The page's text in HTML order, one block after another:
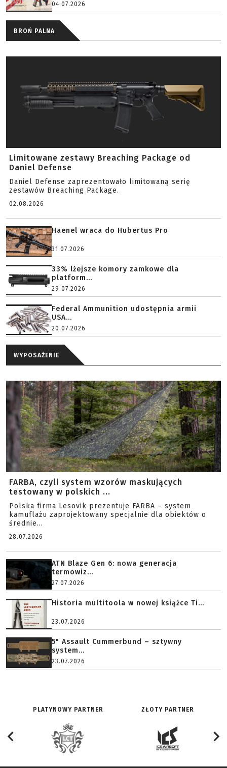
04.07.2026
BROŃ PALNA
Limitowane zestawy Breaching Package od
Daniel Defense
Daniel Defense zaprezentowało limitowaną serię
zestawów Breaching Package.
02.08.2026
Haenel wraca do Hubertus Pro
31.07.2026
33% lżejsze komory zamkowe dla
platform...
29.07.2026
Federal Ammunition udostępnia armii
USA...
20.07.2026
WYPOSAŻENIE
FARBA, czyli system wzorów maskujących
testowany w polskich ...
Polska firma Lesovik prezentuje FARBA – system
kamuflażu zaprojektowany specjalnie dla obiektów o
średnie...
28.07.2026
ATN Blaze Gen 6: nowa generacja
termowiz...
27.07.2026
Historia multitoola w nowej książce Ti...
23.07.2026
5" Assault Cummerbund – sztywny
system...
23.07.2026
PLATYNOWY PARTNER ZŁOTY PARTNER